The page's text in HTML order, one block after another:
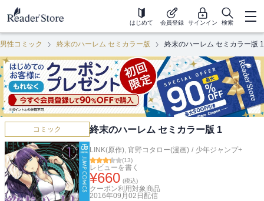
はじめて 会員登録 サインイン 検索
男性コミック 終末のハーレム セミカラー版 終末のハーレム セミカラー版 1
コミック 終末のハーレム セミカラー版 1
LINK(原作), 宵野コタロー(漫画) / 少年ジャンプ+
(13)
レビューを書く
¥660 (税込)
クーポン利用対象商品
2016年09月02日 配信